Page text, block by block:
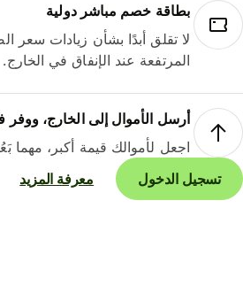
بطاقة خصم مباشر دولية
لا تقلق أبدًا بشأن زيادات سعر
المرتفعة عند الإنفاق في الخارج.
أرسل الأموال إلى الخارج، ووفر
اجعل لأموالك قيمة أكبر، مهما
تسجيل الدخول
معرفة المزيد